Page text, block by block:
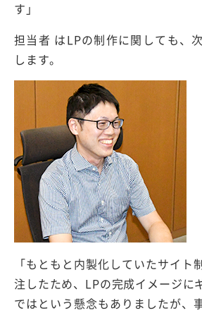
す」
担当者 はLPの制作に関しても、
します。
「もともと内製化していたサイト
注したため、LPの完成イメージに
ではという懸念もありましたが、